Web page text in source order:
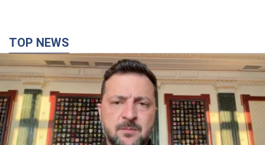
TOP NEWS